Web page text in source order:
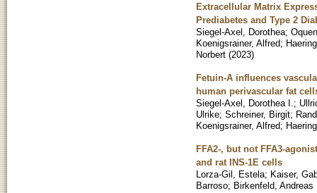
Extracellular Matrix
Prediabetes and Type 2
Siegel-Axel, Dorothea;
Koenigsrainer, Alfred;
Norbert (2023)
Fetuin-A influences
human perivascular fat
Siegel-Axel, Dorothea I. ;
Ulrike; Schreiner, Birgit;
Koenigsrainer, Alfred;
FFA2-, but not FFA3-
and rat INS-1E cells
Lorza-Gil, Estela; Kaiser,
Barroso; Birkenfeld, Andreas